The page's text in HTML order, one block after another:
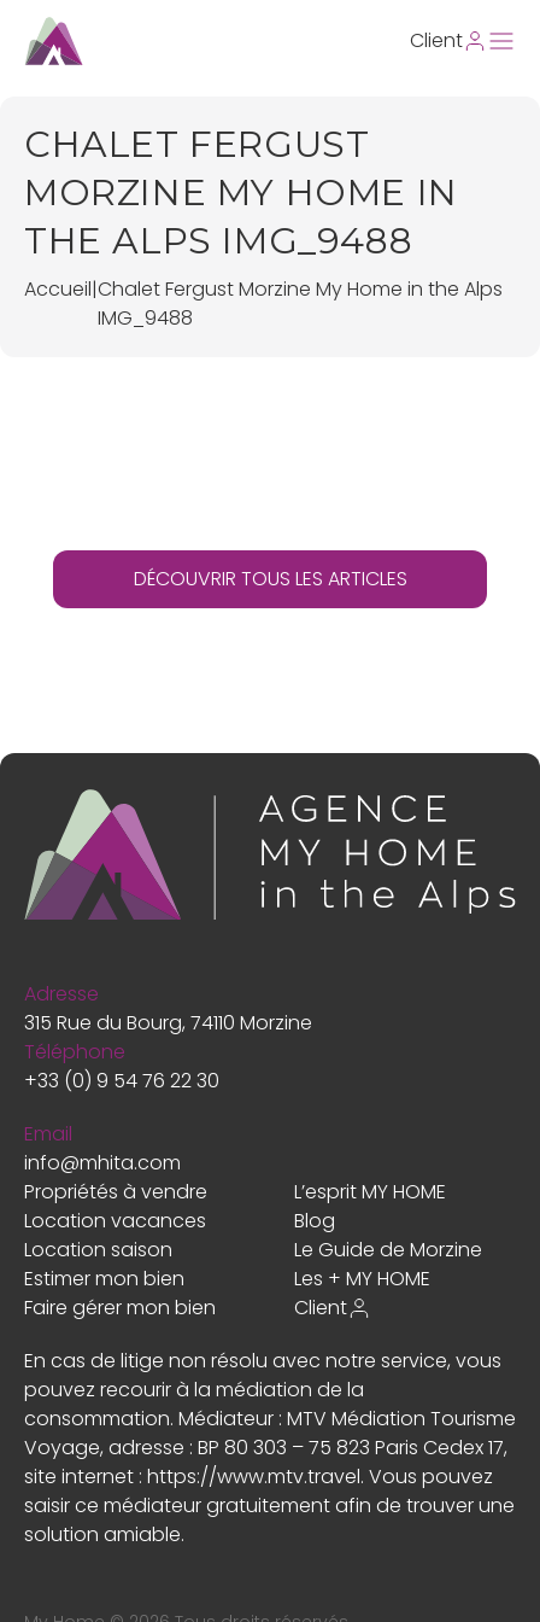
Client
CHALET FERGUST
MORZINE MY HOME IN
THE ALPS IMG_9488
Accueil|Chalet Fergust Morzine My Home in the Alps
IMG_9488
DÉCOUVRIR TOUS LES ARTICLES
Propriétés à vendre
L’esprit MY HOME
Location vacances
Blog
Location saison
Le Guide de Morzine
Estimer mon bien
Les + MY HOME
Faire gérer mon bien
Client
Adresse
315 Rue du Bourg, 74110 Morzine
Téléphone
+33 (0) 9 54 76 22 30
Email
info@mhita.com
En cas de litige non résolu avec notre service, vous
pouvez recourir à la médiation de la
consommation. Médiateur : MTV Médiation Tourisme
Voyage, adresse : BP 80 303 – 75 823 Paris Cedex 17,
site internet : https://www.mtv.travel. Vous pouvez
saisir ce médiateur gratuitement afin de trouver une
solution amiable.